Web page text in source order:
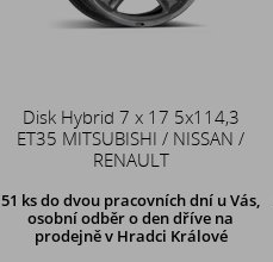
Disk Hybrid 7 x 17 5x114,3
ET35 MITSUBISHI / NISSAN /
RENAULT
51 ksdo dvou pracovních dní u Vás,
osobní odběr o den dříve na
prodejně v Hradci Králové